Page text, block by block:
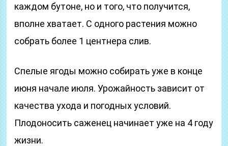
каждом бутоне, но и того, что получится,
вполне хватает. С одного растения можно
собрать более 1 центнера слив.
Спелые ягоды можно собирать уже в конце
июня начале июля. Урожайность зависит от
качества ухода и погодных условий.
Плодоносить саженец начинает уже на 4 году
жизни.